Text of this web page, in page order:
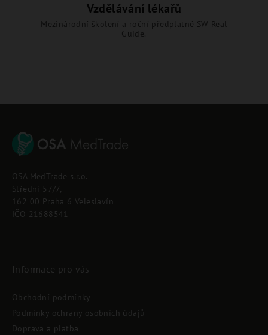
Vzdělávání lékařů
Mezinárodní školení a roční předplatné SW Real
Guide.
OSA MedTrade s.r.o.
Střední 57/7,
162 00 Praha 6 Veleslavín
IČO 21688541
Informace pro vás
Obchodní podmínky
Podmínky ochrany osobních údajů
Doprava a platba